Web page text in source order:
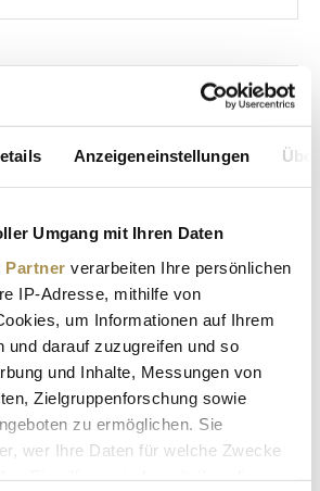
Anzeigeneinstellungen
Umgang mit Ihren Daten
Partner verarbeiten Ihre persönlichen
IP-Adresse, mithilfe von
um Informationen auf Ihrem
und darauf zuzugreifen und so
und Inhalte, Messungen von
Zielgruppenforschung sowie
zu ermöglichen. Sie
wer Ihre Daten für welche Zwecke
*
ABSENDEN